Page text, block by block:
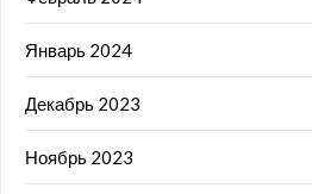
Январь 2024
Декабрь 2023
Ноябрь 2023